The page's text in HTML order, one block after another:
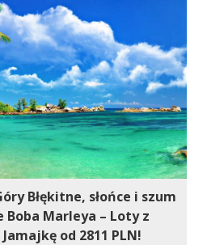
Błękitne, słońce i szum
Marleya – Loty z
od 2811 PLN!